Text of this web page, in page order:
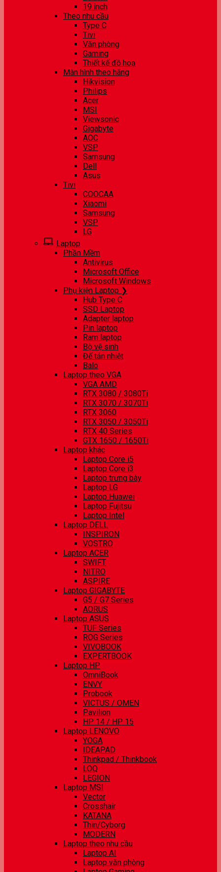
19 inch
Theo nhu cầu
Type C
Tivi
Văn phòng
Gaming
Thiết kế đồ hoạ
Màn hình theo hãng
Hikvision
Philips
Acer
MSI
Viewsonic
Gigabyte
AOC
VSP
Samsung
Dell
Asus
Tivi
COOCAA
Xiaomi
Samsung
VSP
LG
Laptop
Phần Mềm
Antivirus
Microsoft Office
Microsoft Windows
Phụ kiện Laptop ❯
Hub Type C
SSD Laptop
Adapter laptop
Pin laptop
Ram laptop
Bộ vệ sinh
Đế tản nhiệt
Balo
Laptop theo VGA
VGA AMD
RTX 3080 / 3080Ti
RTX 3070 / 3070Ti
RTX 3060
RTX 3050 / 3050Ti
RTX 40 Series
GTX 1650 / 1650Ti
Laptop khác
Laptop Core i5
Laptop Core i3
Laptop trưng bày
Laptop LG
Laptop Huawei
Laptop Fujitsu
Laptop Intel
Laptop DELL
INSPIRON
VOSTRO
Laptop ACER
SWIFT
NITRO
ASPIRE
Laptop GIGABYTE
G5 / G7 Series
AORUS
Laptop ASUS
TUF Series
ROG Series
VIVOBOOK
EXPERTBOOK
Laptop HP
OmniBook
ENVY
Probook
VICTUS / OMEN
Pavilion
HP 14 / HP 15
Laptop LENOVO
YOGA
IDEAPAD
Thinkpad / Thinkbook
LOQ
LEGION
Laptop MSI
Vector
Crosshair
KATANA
Thin/Cyborg
MODERN
Laptop theo nhu cầu
Laptop AI
Laptop văn phòng